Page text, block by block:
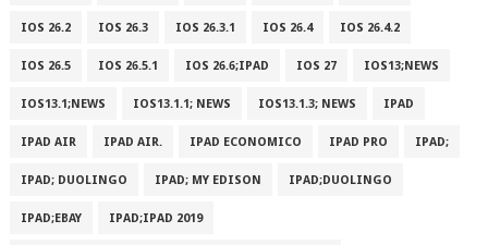
IOS 26.2 IOS 26.3 IOS 26.3.1 IOS 26.4 IOS 26.4.2
IOS 26.5 IOS 26.5.1 IOS 26.6;IPAD IOS 27 IOS13;NEWS
IOS13.1;NEWS IOS13.1.1; NEWS IOS13.1.3; NEWS IPAD
IPAD AIR IPAD AIR. IPAD ECONOMICO IPAD PRO IPAD;
IPAD; DUOLINGO IPAD; MY EDISON IPAD;DUOLINGO
IPAD;EBAY IPAD;IPAD 2019